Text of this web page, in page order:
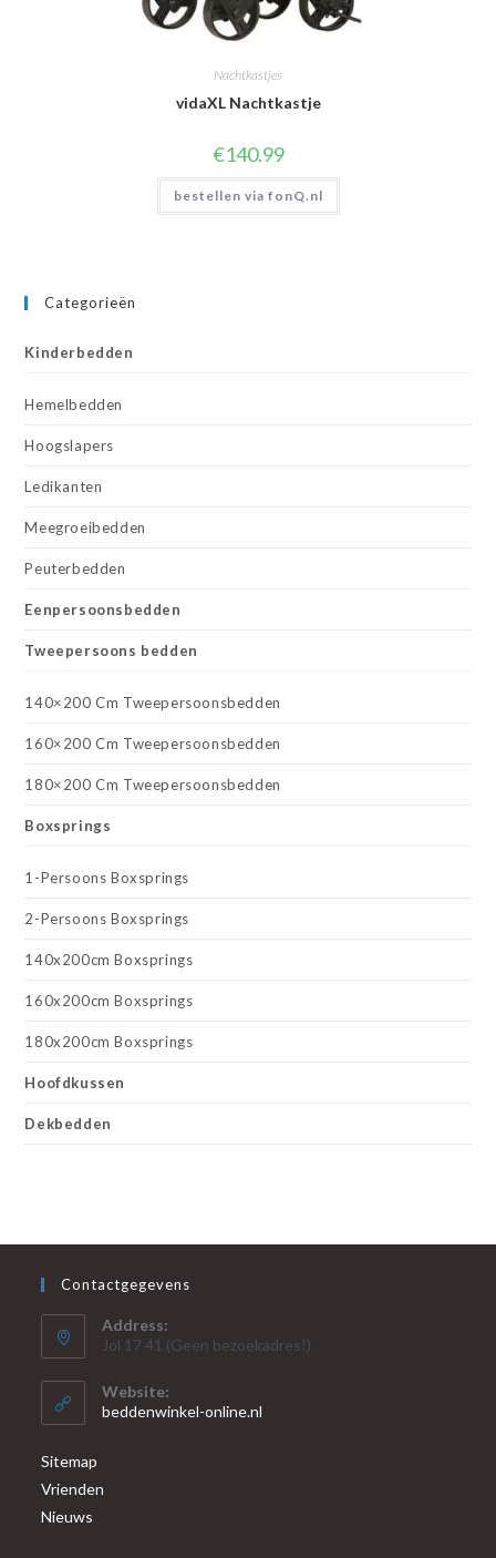
Nachtkastjes
vidaXL Nachtkastje
€140.99
bestellen via fonQ.nl
Categorieën
Kinderbedden
Hemelbedden
Hoogslapers
Ledikanten
Meegroeibedden
Peuterbedden
Eenpersoonsbedden
Tweepersoons bedden
140×200 Cm Tweepersoonsbedden
160×200 Cm Tweepersoonsbedden
180×200 Cm Tweepersoonsbedden
Boxsprings
1-Persoons Boxsprings
2-Persoons Boxsprings
140x200cm Boxsprings
160x200cm Boxsprings
180x200cm Boxsprings
Hoofdkussen
Dekbedden
Contactgegevens
Address:
Jol 17 41 (Geen bezoekadres!)
Website:
beddenwinkel-online.nl
Sitemap
Vrienden
Nieuws